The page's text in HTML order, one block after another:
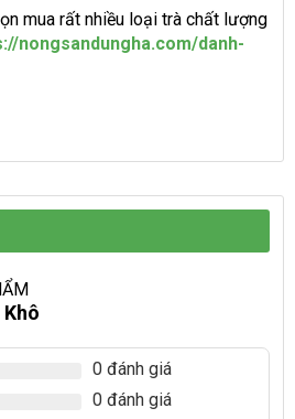
mua rất nhiều loại trà chất lượng
nongsandungha.com/danh-
0 đánh giá
0 đánh giá